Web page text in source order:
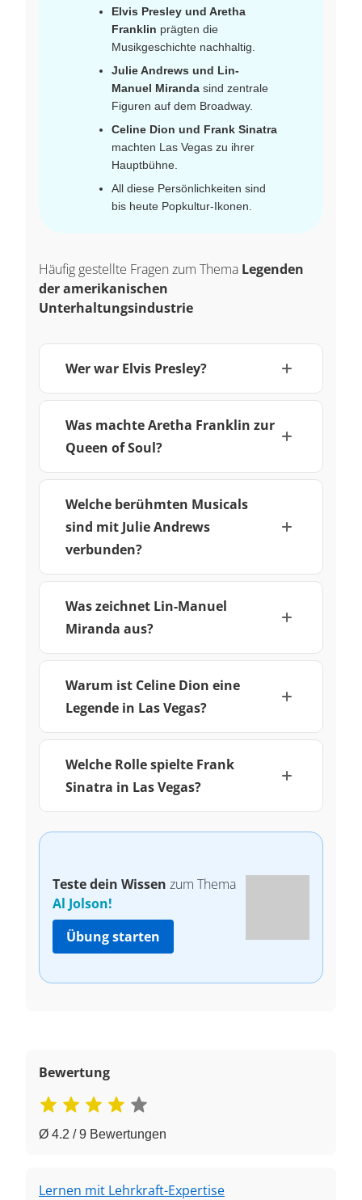
Elvis Presley und Aretha
Franklin prägten die
Musikgeschichte nachhaltig.
Julie Andrews und Lin-
Manuel Miranda sind zentrale
Figuren auf dem Broadway.
Celine Dion und Frank Sinatra
machten Las Vegas zu ihrer
Hauptbühne.
All diese Persönlichkeiten sind
bis heute Popkultur-Ikonen.
Häufig gestellte Fragen zum Thema Legenden
der amerikanischen
Unterhaltungsindustrie
Wer war Elvis Presley?
Was machte Aretha Franklin zur
Queen of Soul?
Welche berühmten Musicals
sind mit Julie Andrews
verbunden?
Was zeichnet Lin-Manuel
Miranda aus?
Warum ist Celine Dion eine
Legende in Las Vegas?
Welche Rolle spielte Frank
Sinatra in Las Vegas?
Teste dein Wissen zum Thema
Al Jolson!
Übung starten
Bewertung
Ø 4.2 / 9 Bewertungen
Lernen mit Lehrkraft-Expertise